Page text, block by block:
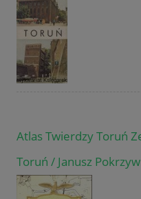
Atlas Twierdzy Toruń
Toruń / Janusz